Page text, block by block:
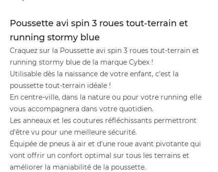
Poussette avi spin 3 roues tout-terrain et
running stormy blue
Craquez sur la Poussette avi spin 3 roues tout-terrain et
running stormy blue de la marque Cybex !
Utilisable dès la naissance de votre enfant, c'est la
poussette tout-terrain idéale !
En centre-ville, dans la nature ou pour votre running elle
vous accompagnera dans votre quotidien.
Les anneaux et les coutures réfléchissants permettront
d'être vu pour une meilleure sécurité.
Équipée de pneus à air et d'une roue avant pivotante qui
vont offrir un confort optimal sur tous les terrains et
améliorer la maniabilité de la poussette.